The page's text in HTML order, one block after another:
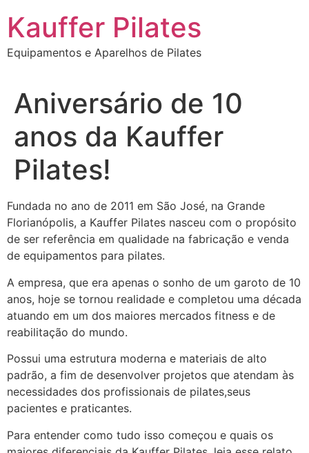
para
conteúdo
Kauffer Pilates
Equipamentos e Aparelhos de Pilates
Aniversário de 10
anos da Kauffer
Pilates!
Fundada no ano de 2011 em São José, na Grande
Florianópolis, a Kauffer Pilates nasceu com o propósito
de ser referência em qualidade na fabricação e venda
de equipamentos para pilates.
A empresa, que era apenas o sonho de um garoto de 10
anos, hoje se tornou realidade e completou uma década
atuando em um dos maiores mercados fitness e de
reabilitação do mundo.
Possui uma estrutura moderna e materiais de alto
padrão, a fim de desenvolver projetos que atendam às
necessidades dos profissionais de pilates,seus
pacientes e praticantes.
Para entender como tudo isso começou e quais os